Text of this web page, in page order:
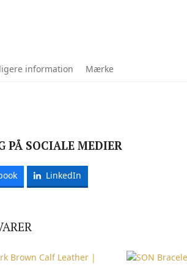
information Mærke
PÅ SOCIALE MEDIER
LinkedIn